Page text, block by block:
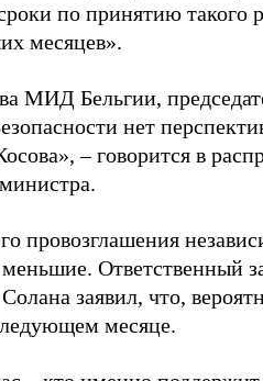
по принятию такого
месяцев».
МИД Бельгии,
нет
– говорится в
провозглашения
Ответственный
заявил, что,
месяце.